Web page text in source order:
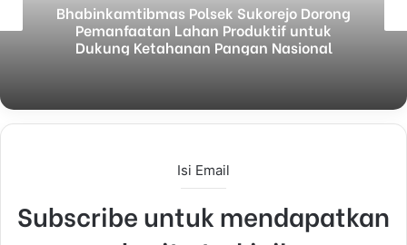
Bhabinkamtibmas Polsek Sukorejo Dorong
Pemanfaatan Lahan Produktif untuk
Dukung Ketahanan Pangan Nasional
Isi Email
Subscribe untuk mendapatkan